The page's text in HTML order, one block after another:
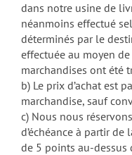
dans notre usine de
néanmoins effectué
déterminés par le
effectuée au moyen
marchandises ont été
b) Le prix d’achat est
marchandise, sauf
c) Nous nous
d’échéance à partir de
de 5 points au-dessus